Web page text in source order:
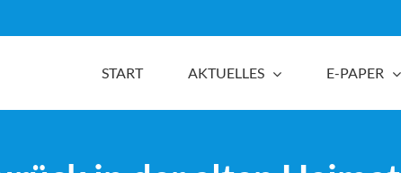
START AKTUELLES E-PAPER